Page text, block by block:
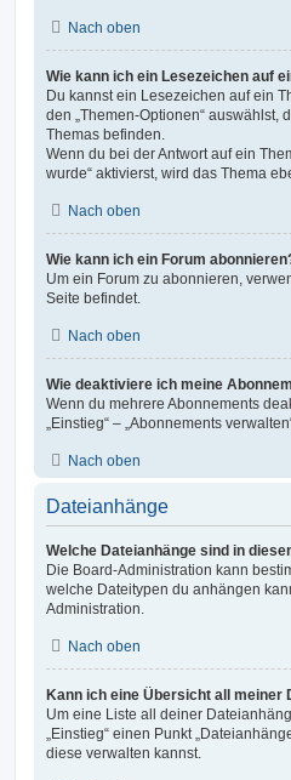
Nach oben
Wie kann ich ein Lesezeichen auf
Du kannst ein Lesezeichen auf ein
den „Themen-Optionen“
Themas befinden.
Wenn du bei der Antwort auf ein
wurde“ aktivierst, wird das Thema
Nach oben
Wie kann ich ein Forum
Um ein Forum zu abonnieren,
Seite befindet.
Nach oben
Wie deaktiviere ich meine
Wenn du mehrere Abonnements
„Einstieg“ – „Abonnements
Nach oben
Dateianhänge
Welche Dateianhänge sind in
Die Board-Administration kann
welche Dateitypen du anhängen
Administration.
Nach oben
Kann ich eine Übersicht all meiner
Um eine Liste all deiner
„Einstieg“ einen Punkt
diese verwalten kannst.